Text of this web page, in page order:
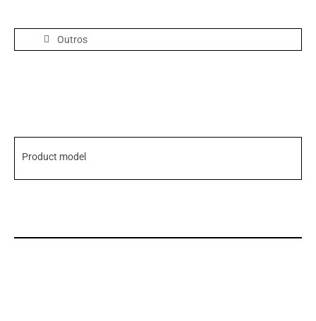
Outros
Product model